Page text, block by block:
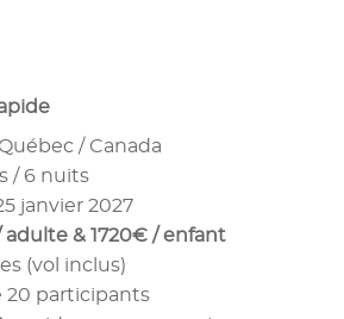
Québec / Canada
/ 6 nuits
janvier 2027
adulte & 1720€ / enfant
(vol inclus)
20 participants